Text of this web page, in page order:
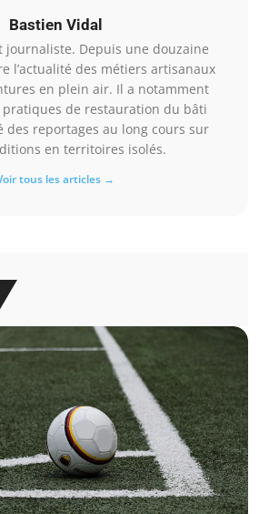
Bastien Vidal
journaliste. Depuis une douzaine
l’actualité des métiers artisanaux
en plein air. Il a notamment
de restauration du bâti
des reportages au long cours sur
en territoires isolés.
tous les articles →